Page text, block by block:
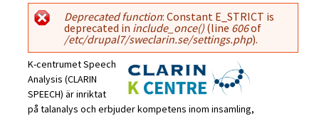
Felmeddelande
Deprecated function: Constant E_STRICT is
deprecated in include_once()(line 606of
/etc/drupal7/sweclarin.se/settings.php).
K-centrumet Speech
Analysis (CLARIN
SPEECH) är inriktat
på talanalys och erbjuder kompetens inom insamling,